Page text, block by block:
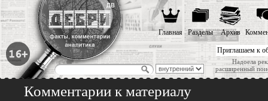
Приглашаем к
Надоела
расширенный
Главная Разделы Архив
Комментарии к материалу